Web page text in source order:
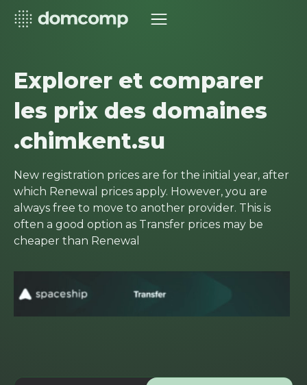
Explorer et comparer
les prix des domaines
.chimkent.su
New registration prices are for the initial year, after
which Renewal prices apply. However, you are
always free to move to another provider. This is
often a good option as Transfer prices may be
cheaper than Renewal